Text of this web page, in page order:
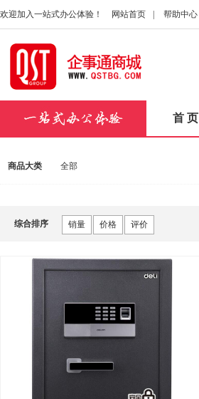
欢迎加入一站式办公体验！ 网站首页 帮助中心
首 页
商品大类 全部
综合排序 销量 价格 评价